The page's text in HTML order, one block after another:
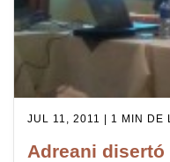
JUL 11, 2011 | 1 MIN DE
Adreani